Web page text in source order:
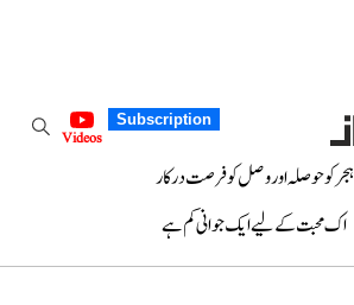
Subscription
Videos
ہجر کو حوصلہ اور وصل کو فرصت درکار
اک محبت کے لیے ایک جوانی کم ہے